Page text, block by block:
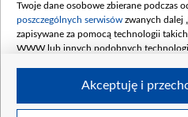
Twoje dane osobowe zbierane podczas
poszczególnych serwisów zwanych dalej
zapisywane za pomocą technologii
WWW lub innych podobnych
Akceptuję i